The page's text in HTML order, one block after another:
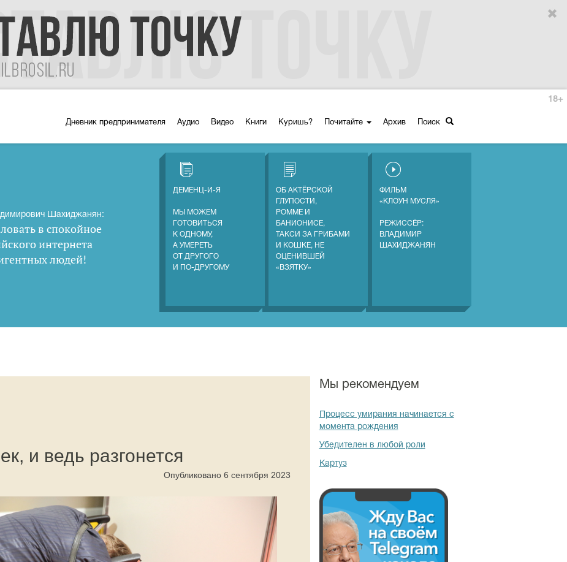
Дневник предпринимателя Аудио Видео Книги Куришь? Почитайте Архив Поиск
18+
Шахиджанян:
в спокойное
интернета
людей!
ДЕМЕНЦ-И-Я
МЫ МОЖЕМ
ГОТОВИТЬСЯ
К ОДНОМУ,
А УМЕРЕТЬ
ОТ ДРУГОГО
И ПО-ДРУГОМУ
ОБ АКТЁРСКОЙ
ГЛУПОСТИ,
РОММЕ И
БАНИОНИСЕ,
ТАКСИ ЗА ГРИБАМИ
И КОШКЕ, НЕ
ОЦЕНИВШЕЙ
«ВЗЯТКУ»
ФИЛЬМ
«КЛОУН МУСЛЯ»
РЕЖИССЁР:
ВЛАДИМИР
ШАХИДЖАНЯН
и ведь разгонется
Опубликовано 6 сентября 2023
Мы рекомендуем
Процесс умирания начинается с
момента рождения
Убедителен в любой роли
Картуз